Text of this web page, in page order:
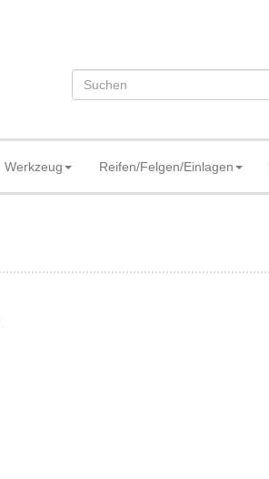
Werkzeug Reifen/Felgen/Einlagen